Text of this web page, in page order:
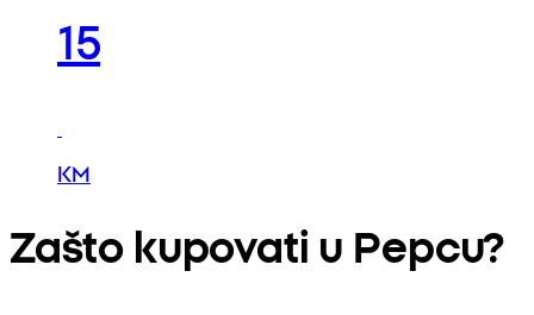
15
KM
Zašto kupovati u Pepcu?